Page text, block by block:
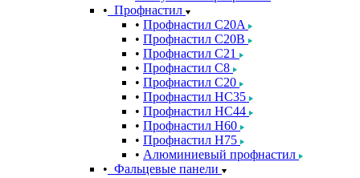
Профнастил
Профнастил С20A
Профнастил С20B
Профнастил С21
Профнастил С8
Профнастил С20
Профнастил НС35
Профнастил НС44
Профнастил Н60
Профнастил Н75
Алюминиевый профнастил
Фальцевые панели